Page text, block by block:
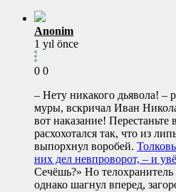
Anonim
1 yıl önce
0 0
– Нету никакого дьявола! –
муры, вскричал Иван
вот наказание!
расхохотался так, что из
выпорхнул воробей.
них дел невпроворот, – и
Сечёшь?» Но телохранитель
однако шагнул вперед,